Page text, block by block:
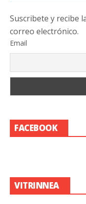
Suscribete y recibe
correo electrónico.
Email
FACEBOOK
VITRINNEA